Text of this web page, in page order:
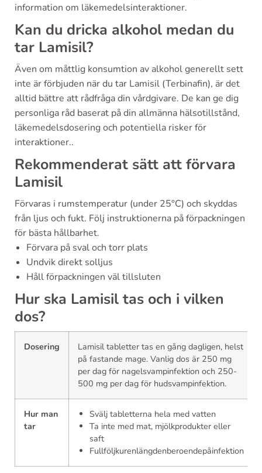
information om läkemedelsinteraktioner.
Kan du dricka alkohol medan du
tar Lamisil?
Även om måttlig konsumtion av alkohol generellt sett
inte är förbjuden när du tar Lamisil (Terbinafin), är det
alltid bättre att rådfråga din vårdgivare. De kan ge dig
personliga råd baserat på din allmänna hälsotillstånd,
läkemedelsdosering och potentiella risker för
interaktioner..
Rekommenderat sätt att förvara
Lamisil
Förvaras i rumstemperatur (under 25°C) och skyddas
från ljus och fukt. Följ instruktionerna på förpackningen
för bästa hållbarhet.
Förvara på sval och torr plats
Undvik direkt solljus
Håll förpackningen väl tillsluten
Hur ska Lamisil tas och i vilken
dos?
Dosering
Lamisil tabletter tas en gång dagligen, helst
på fastande mage. Vanlig dos är 250 mg
per dag för nagelsvampinfektion och 250-
500 mg per dag för hudsvampinfektion.
Hur man
tar
Svälj tabletterna hela med vatten
Ta inte med mat, mjölkprodukter eller
saft
Fullföljkurenlängdenberoendepåinfektion